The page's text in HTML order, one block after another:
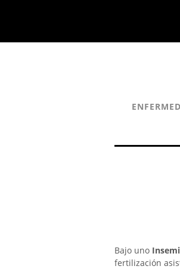
Bajo uno
fertilización